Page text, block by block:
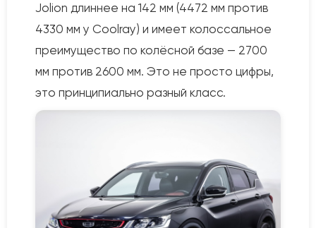
Jolion длиннее на 142 мм (4472 мм против
4330 мм у Coolray) и имеет колоссальное
преимущество по колёсной базе — 2700
мм против 2600 мм. Это не просто цифры,
это принципиально разный класс.